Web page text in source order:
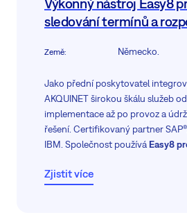
Výkonný nástroj Easy8
sledování termínů a
Země: Německo.
Jako přední poskytovatel
AKQUINET širokou škálu služeb
implementace až po provoz a
řešení. Certifikovaný partner
IBM. Společnost používá Easy8
Zjistit více